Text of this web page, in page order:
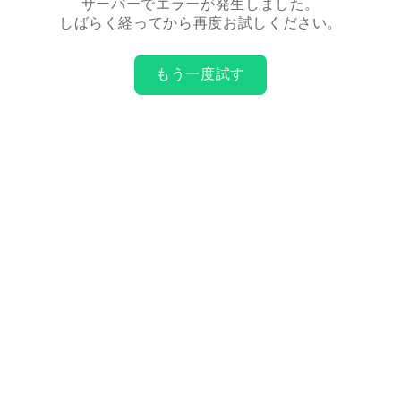
サーバーでエラーが発生しました。
しばらく経ってから再度お試しください。
もう一度試す